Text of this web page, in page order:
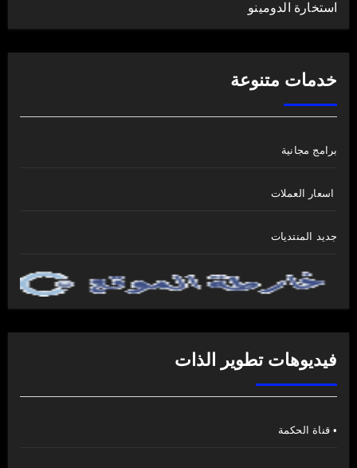
استخارة الدومينو
خدمات متنوعة
برامج مجانية
اسعار العملات
جديد المنتديات
فيديوهات تطوير الذات
• قناة الحكمة